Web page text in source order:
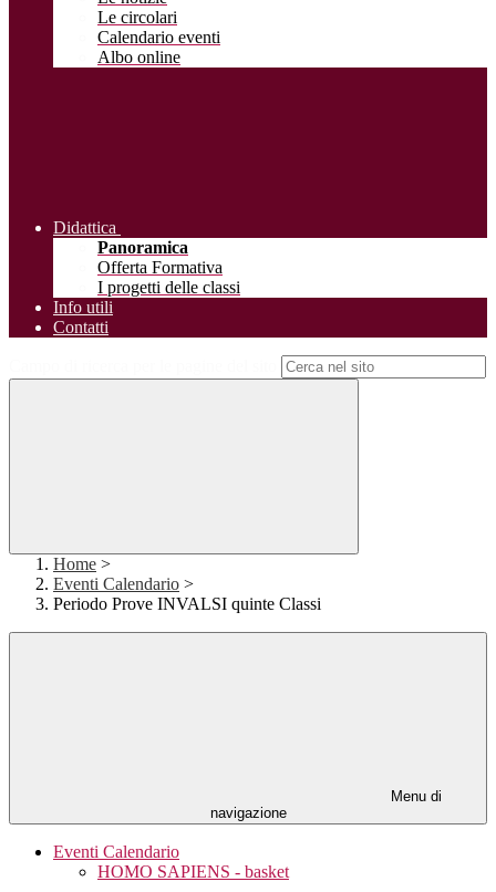
Le circolari
Calendario eventi
Albo online
Didattica
Panoramica
Offerta Formativa
I progetti delle classi
Info utili
Contatti
Home >
Eventi Calendario >
Periodo Prove INVALSI quinte Classi
Menu di
navigazione
Eventi Calendario
HOMO SAPIENS - basket